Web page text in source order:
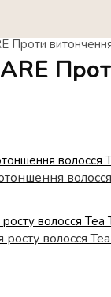
Проти
волосся